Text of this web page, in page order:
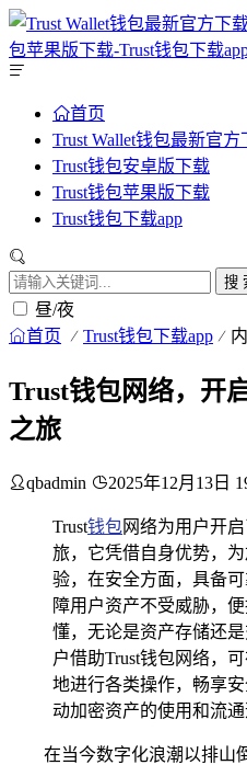
首页
Trust Wallet钱包最新官方
Trust钱包安卓版下载
Trust钱包苹果版下载
Trust钱包下载app
搜
昼/夜
首页 Trust钱包下载app
Trust钱包网络，开
之旅
qbadmin 2025年12月13日
Trust钱包网络为用户开
旅，它凭借自身优势，
验，在安全方面，具备
障用户资产不受威胁，
懂，无论是资产存储还
户借助Trust钱包网络，
地进行各类操作，畅享
动加密资产的使用和流通
在当今数字化浪潮以排山